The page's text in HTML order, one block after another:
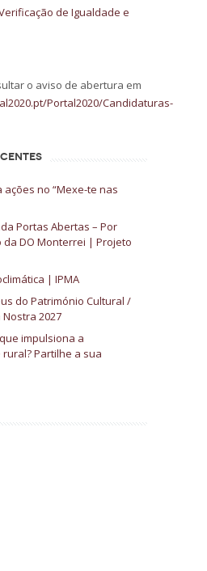
de Igualdade e
o aviso de abertura em
Portal2020/Candidaturas-
ações no “Mexe-te nas
Portas Abertas – Por
da DO Monterrei | Projeto
| IPMA
do Património Cultural /
2027
impulsiona a
Partilhe a sua